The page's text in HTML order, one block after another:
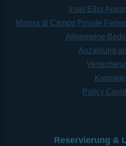
Insel Elba
Marina di Campo Private
Allgemeine
Anzahlung
Kontakte
Policy
Reservierung &